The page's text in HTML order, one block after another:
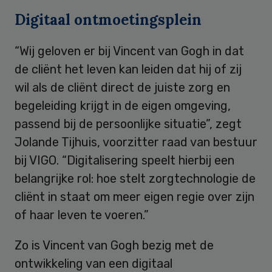
Digitaal ontmoetingsplein
“Wij geloven er bij Vincent van Gogh in dat
de cliënt het leven kan leiden dat hij of zij
wil als de cliënt direct de juiste zorg en
begeleiding krijgt in de eigen omgeving,
passend bij de persoonlijke situatie”, zegt
Jolande Tijhuis, voorzitter raad van bestuur
bij VIGO. “Digitalisering speelt hierbij een
belangrijke rol: hoe stelt zorgtechnologie de
cliënt in staat om meer eigen regie over zijn
of haar leven te voeren.”
Zo is Vincent van Gogh bezig met de
ontwikkeling van een digitaal